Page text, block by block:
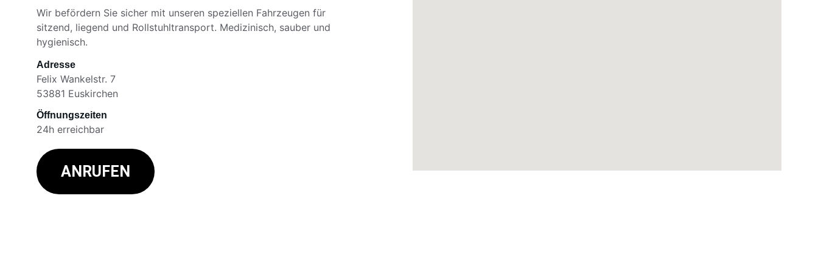
Wir befördern Sie sicher mit unseren speziellen Fahrzeugen für
sitzend, liegend und Rollstuhltransport. Medizinisch, sauber und
hygienisch.
Adresse
Felix Wankelstr. 7
53881 Euskirchen
Öffnungszeiten
24h erreichbar
ANRUFEN